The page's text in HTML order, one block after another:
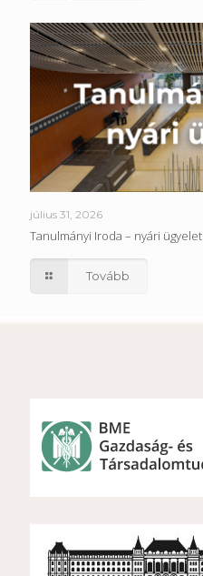
július 31, 2026
Tanulmányi Iroda – nyári ügyelet
Tovább